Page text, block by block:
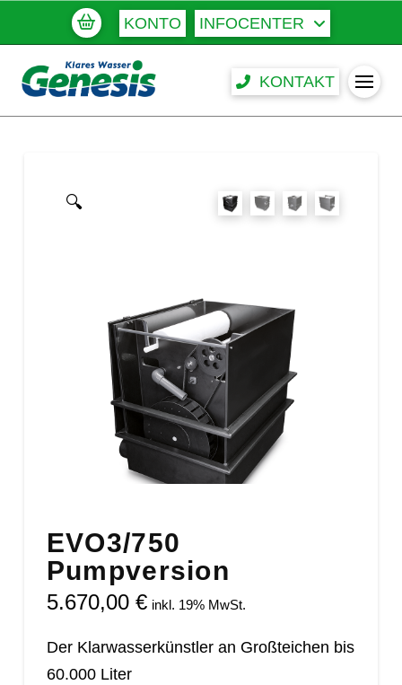
KONTO INFOCENTER
KONTAKT
🔍
EVO3/750
Pumpversion
5.670,00 € inkl. 19% MwSt.
Der Klarwasserkünstler an Großteichen bis
60.000 Liter